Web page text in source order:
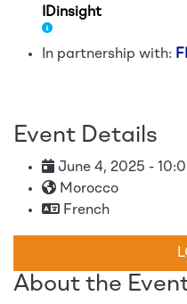
IDinsight
In partnership with:
About the
Event Details
June 4, 2025 -
Morocco
French